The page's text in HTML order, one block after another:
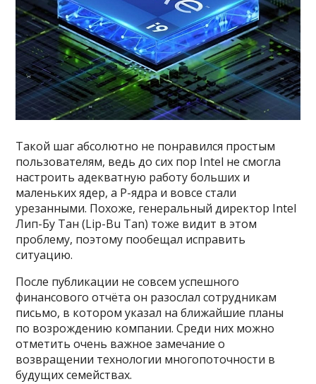
Такой шаг абсолютно не понравился простым
пользователям, ведь до сих пор Intel не смогла
настроить адекватную работу больших и
маленьких ядер, а P-ядра и вовсе стали
урезанными. Похоже, генеральный директор Intel
Лип-Бу Тан (Lip-Bu Tan) тоже видит в этом
проблему, поэтому пообещал исправить
ситуацию.
После публикации не совсем успешного
финансового отчёта он разослал сотрудникам
письмо, в котором указал на ближайшие планы
по возрождению компании. Среди них можно
отметить очень важное замечание о
возвращении технологии многопоточности в
будущих семействах.